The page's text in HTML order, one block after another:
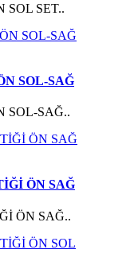
SOL SET..
SOL-SAĞ
SOL-SAĞ..
ÖN SAĞ
ÖN SAĞ..